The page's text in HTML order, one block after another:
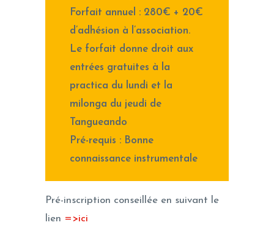
Forfait annuel : 280€ + 20€
d’adhésion à l’association.
Le forfait donne droit aux
entrées gratuites à la
practica du lundi et la
milonga du jeudi de
Tangueando
Pré-requis : Bonne
connaissance instrumentale
Pré-inscription conseillée en suivant le
lien =>ici